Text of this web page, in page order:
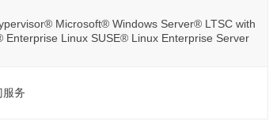
Microsoft® Windows Server® LTSC with
Linux SUSE® Linux Enterprise Server
服务